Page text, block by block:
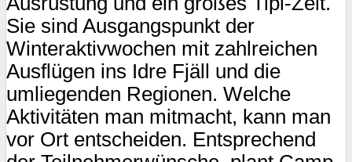
Sie sind Ausgangspunkt der
Winteraktivwochen mit zahlreichen
Ausflügen ins Idre Fjäll und die
umliegenden Regionen. Welche
Aktivitäten man mitmacht, kann man
vor Ort entscheiden. Entsprechend